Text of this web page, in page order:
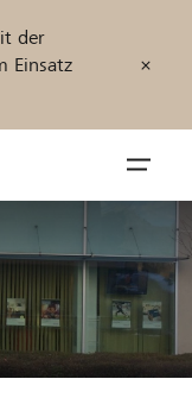
der
Einsatz
öffnen